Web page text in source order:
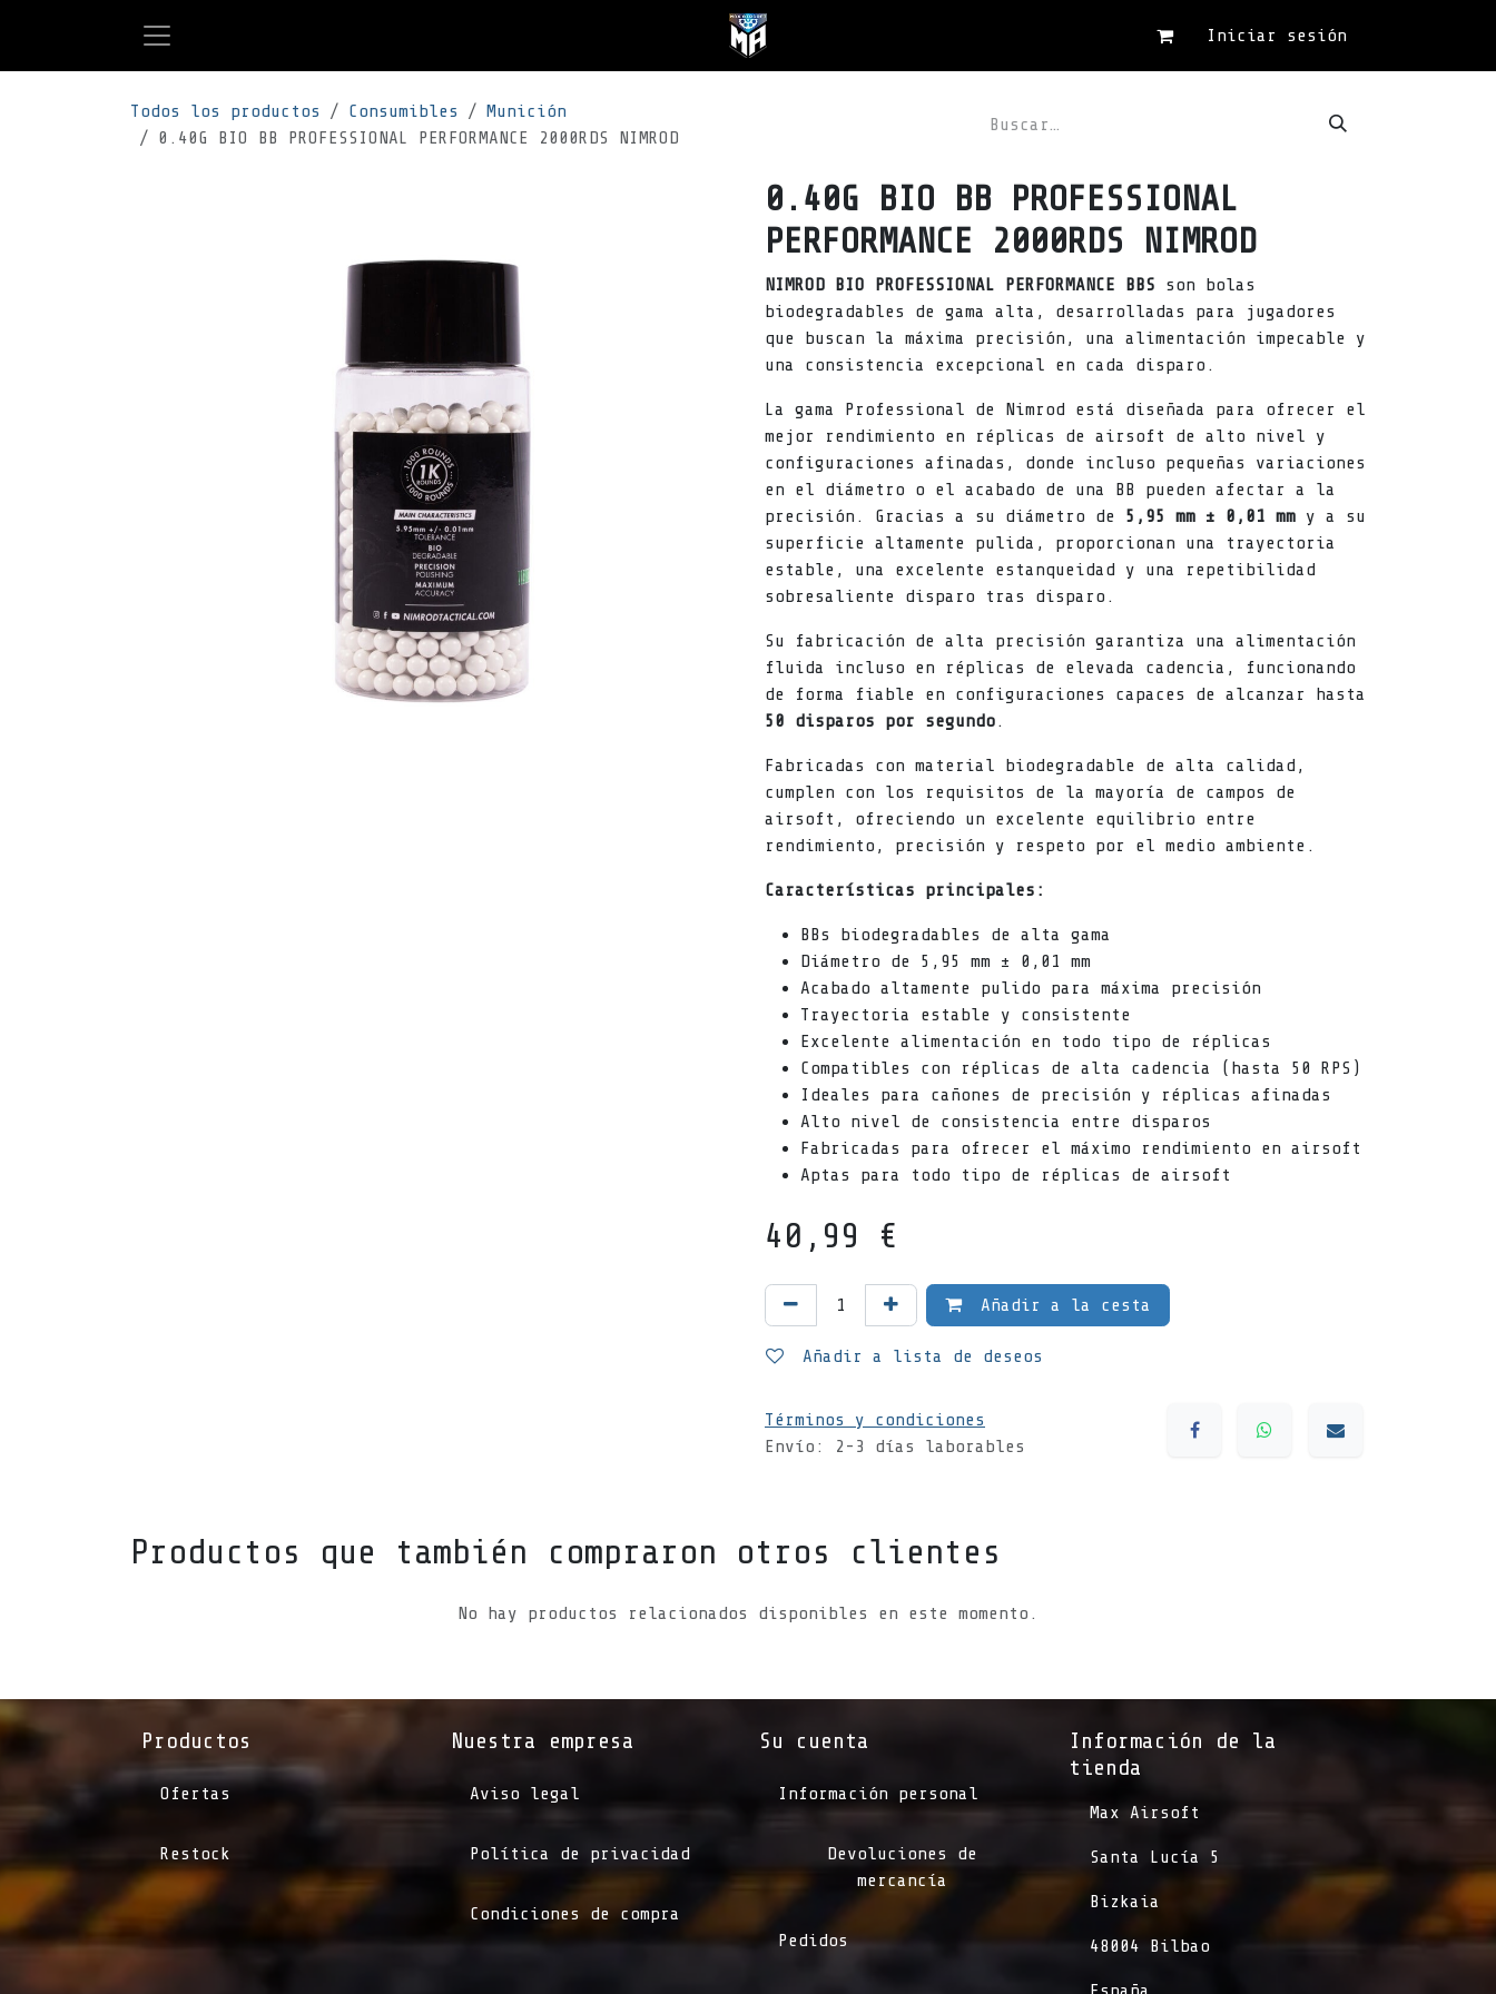
Iniciar sesión
Todos los productos Consumibles
Munición
0.40G BIO BB PROFESSIONAL PERFORMANCE 2000RDS NIMROD
0.40G BIO BB PROFESSIONAL
PERFORMANCE 2000RDS NIMROD
NIMROD BIO PROFESSIONAL PERFORMANCE BBS son bolas
biodegradables de gama alta, desarrolladas para jugadores
que buscan la máxima precisión, una alimentación impecable y
una consistencia excepcional en cada disparo.
La gama Professional de Nimrod está diseñada para ofrecer el
mejor rendimiento en réplicas de airsoft de alto nivel y
configuraciones afinadas, donde incluso pequeñas variaciones
en el diámetro o el acabado de una BB pueden afectar a la
precisión. Gracias a su diámetro de 5,95 mm ± 0,01 mm y a su
superficie altamente pulida, proporcionan una trayectoria
estable, una excelente estanqueidad y una repetibilidad
sobresaliente disparo tras disparo.
Su fabricación de alta precisión garantiza una alimentación
fluida incluso en réplicas de elevada cadencia, funcionando
de forma fiable en configuraciones capaces de alcanzar hasta
50 disparos por segundo.
Fabricadas con material biodegradable de alta calidad,
cumplen con los requisitos de la mayoría de campos de
airsoft, ofreciendo un excelente equilibrio entre
rendimiento, precisión y respeto por el medio ambiente.
Características principales:
BBs biodegradables de alta gama
Diámetro de 5,95 mm ± 0,01 mm
Acabado altamente pulido para máxima precisión
Trayectoria estable y consistente
Excelente alimentación en todo tipo de réplicas
Compatibles con réplicas de alta cadencia (hasta 50 RPS)
Ideales para cañones de precisión y réplicas afinadas
Alto nivel de consistencia entre disparos
Fabricadas para ofrecer el máximo rendimiento en airsoft
Aptas para todo tipo de réplicas de airsoft
40,99 €
Añadir a la cesta
Añadir a lista de deseos
Términos y condiciones
Envío: 2-3 días laborables
Productos que también compraron otros clientes
No hay productos relacionados disponibles en este momento.
Productos
Ofertas
Restock
Información de la
tienda​
​Max Airsoft
​Santa Lucía 5
​Bizkaia
​48004 Bilbao
Su cuenta
Información personal
Devoluciones de
mercancía
Pedidos
Nuestra empresa
Aviso legal
Política de privacidad
Condiciones de compra